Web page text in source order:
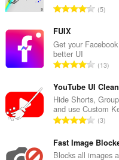
G
a
t
B
e
w
e
r
t
5
FUIX
Get your
better UI
G
s
a
m
t
B
13
YouTube UI
Hide Shorts,
and use Custom
G
s
a
3
Fast Image
Blocks all images